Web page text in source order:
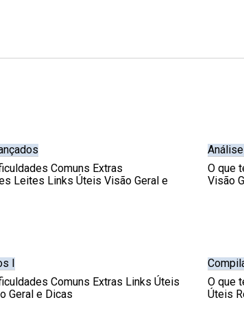
Comuns Extras
Leites Links Úteis Visão Geral e
O que
Visão
I
Comuns Extras Links Úteis
Geral e Dicas
O que
Úteis